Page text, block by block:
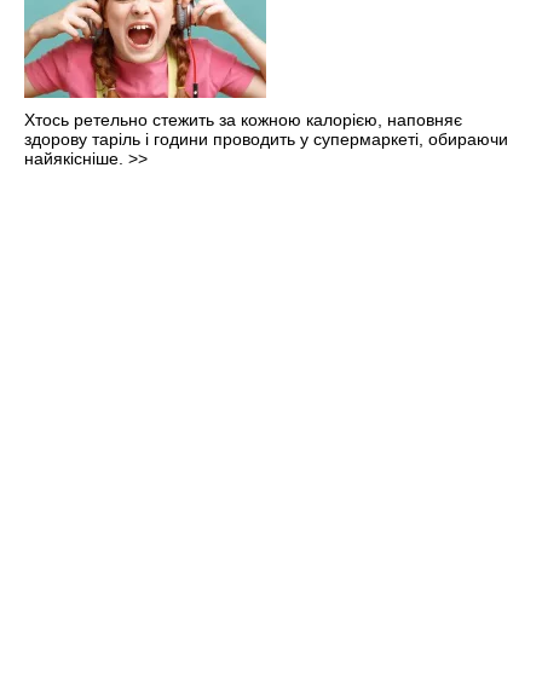
Хтось ретельно стежить за кожною калорією, наповняє
здорову таріль і години проводить у супермаркеті, обираючи
найякісніше. >>